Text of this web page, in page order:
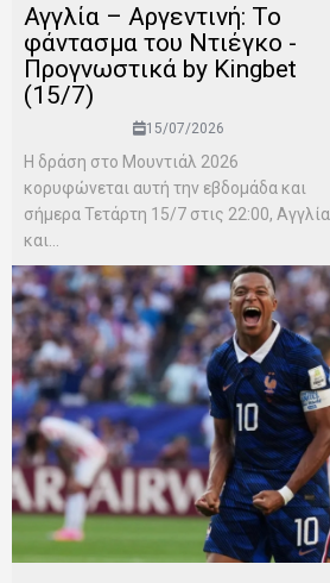
Αγγλία – Αργεντινή: Το
φάντασμα του Ντιέγκο -
Προγνωστικά by Kingbet
(15/7)
15/07/2026
Η δράση στο Μουντιάλ 2026
κορυφώνεται αυτή την εβδομάδα και
σήμερα Τετάρτη 15/7 στις 22:00, Αγγλία
και...